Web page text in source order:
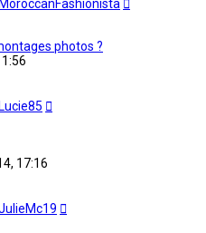
MoroccanFashionista
photos ?
Lucie85
17:16